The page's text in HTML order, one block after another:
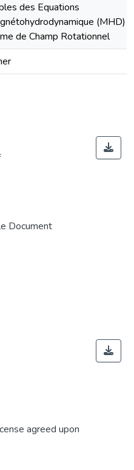
des Equations
(MHD)
de Champ Rotationnel
Document
agreed upon